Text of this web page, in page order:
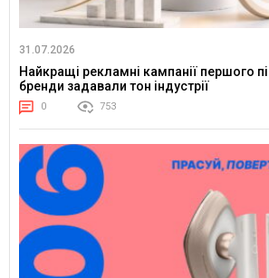
31.07.2026
Найкращі рекламні кампанії першого
бренди задавали тон індустрії
0 753